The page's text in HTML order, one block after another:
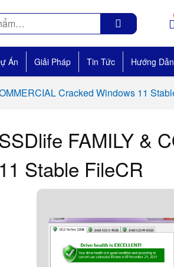
Án Giải Pháp Tin Tức Hướng
Cracked Windows 11
FAMILY &
11 Stable FileCR